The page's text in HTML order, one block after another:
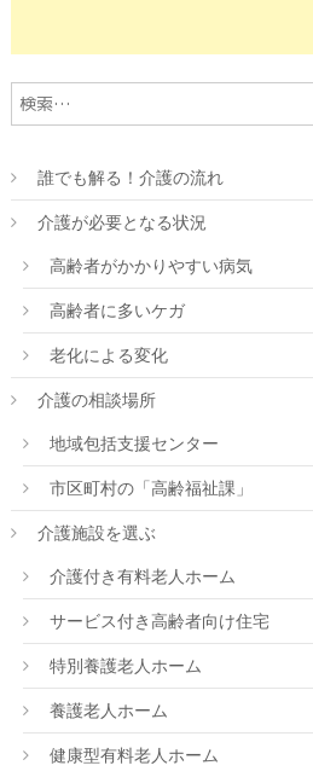
誰でも解る！介護の流れ
介護が必要となる状況
高齢者がかかりやすい病気
高齢者に多いケガ
老化による変化
介護の相談場所
地域包括支援センター
市区町村の「高齢福祉課」
介護施設を選ぶ
介護付き有料老人ホーム
サービス付き高齢者向け住宅
特別養護老人ホーム
養護老人ホーム
健康型有料老人ホーム